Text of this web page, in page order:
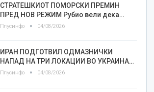
СТРАТЕШКИОТ ПОМОРСКИ ПРЕМИН
ПРЕД НОВ РЕЖИМ Рубио вели дека…
Плусинфо 04/08/2026
ИРАН ПОДГОТВИЛ ОДМАЗНИЧКИ
НАПАД НА ТРИ ЛОКАЦИИ ВО УКРАИНА…
Плусинфо 04/08/2026